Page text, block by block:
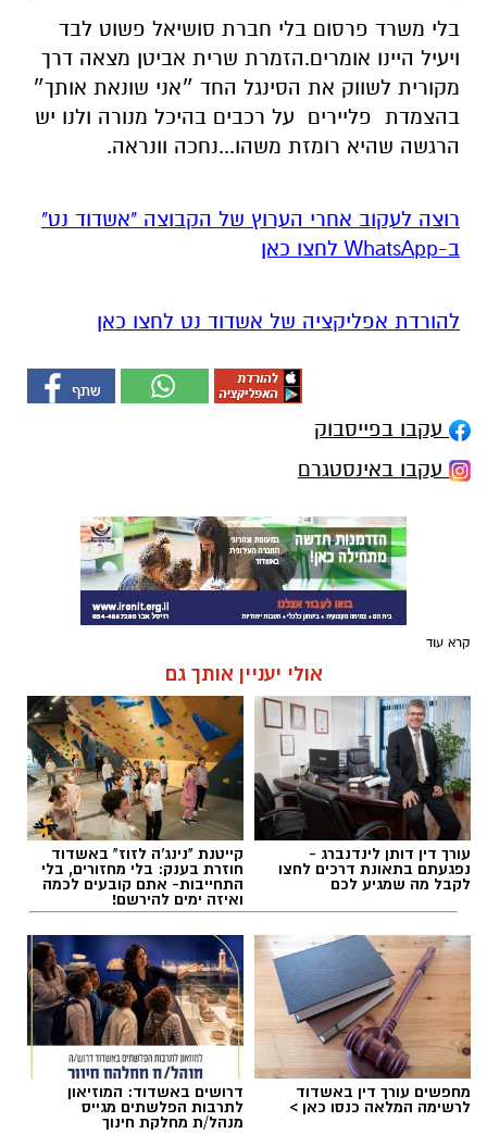
בלי משרד פרסום בלי חברת סושיאל פשוט לבד
ויעיל היינו אומרים.הזמרת שרית אביטן מצאה דרך
מקורית לשווק את הסינגל החד ״אני שונאת אותך״
בהצמדת פליירים על רכבים בהיכל מנורה ולנו יש
הרגשה שהיא רומזת משהו...נחכה וונראה.
רוצה לעקוב אחרי הערוץ של הקבוצה "אשדוד נט"
ב-WhatsApp לחצו כאן
להורדת אפליקציה של אשדוד נט לחצו כאן
עקבו בפייסבוק
עקבו באינסטגרם
קרא עוד
אולי יעניין אותך גם
עורך דין דותן לינדנברג -
נפגעתם בתאונת דרכים לחצו
לקבל מה שמגיע לכם
קייטנת "נינג'ה לזוז" באשדוד
חוזרת בענק: בלי מחזורים, בלי
התחייבות- אתם קובעים לכמה
ואיזה ימים להירשם!
מחפשים עורך דין באשדוד
לרשימה המלאה כנסו כאן >
דרושים באשדוד: המוזיאון
לתרבות הפלשתים מגייס
מנהל/ת מחלקת חינוך